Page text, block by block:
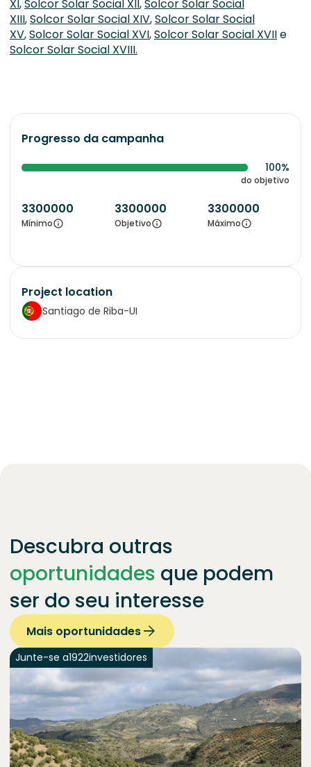
XI,Solcor Solar Social XII,Solcor Solar Social
XIII,Solcor Solar Social XIV,Solcor Solar Social
XV,Solcor Solar Social XVI,Solcor Solar Social XVIIe
Solcor Solar Social XVIII.
Progresso da campanha
100%
do objetivo
3300000
Mínimo
3300000
Objetivo
3300000
Máximo
Project location
Santiago de Riba-UI
Descubra outras
oportunidades que podem
ser do seu interesse
Mais oportunidades
Junte-se a1922investidores